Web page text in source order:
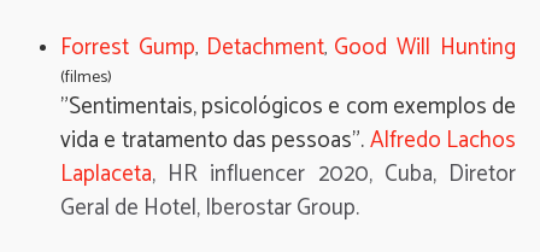
Forrest Gump, Detachment, Good Will Hunting
(filmes)
"Sentimentais, psicológicos e com exemplos de
vida e tratamento das pessoas".Alfredo Lachos
Laplaceta, HR influencer 2020, Cuba, Diretor
Geral de Hotel, Iberostar Group.